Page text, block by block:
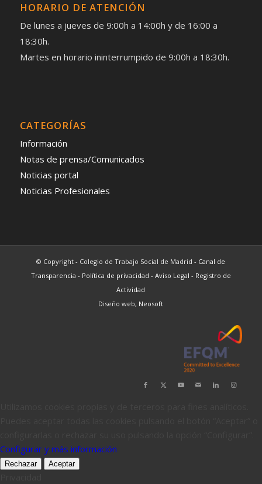
HORARIO DE ATENCIÓN
De lunes a jueves de 9:00h a 14:00h y de 16:00 a
18:30h.
Martes en horario ininterrumpido de 9:00h a 18:30h.
CATEGORÍAS
Información
Notas de prensa/Comunicados
Noticias portal
Noticias Profesionales
© Copyright - Colegio de Trabajo Social de Madrid - Canal de
Transparencia - Política de privacidad - Aviso Legal - Registro de
Actividad
Diseño web, Neosoft
Configurar y más información
Rechazar Aceptar